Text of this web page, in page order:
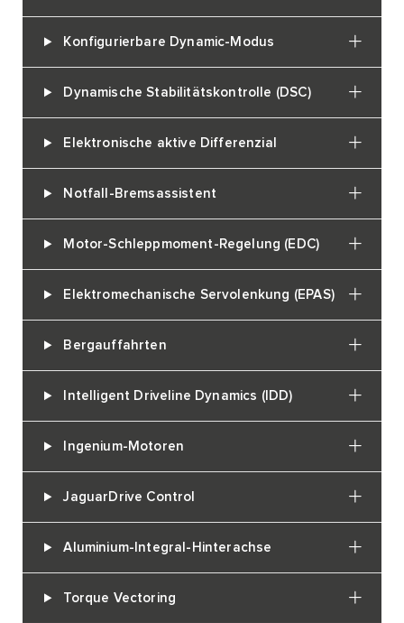
Konfigurierbare Dynamic-Modus
Dynamische Stabilitätskontrolle (DSC)
Elektronische aktive Differenzial
Notfall-Bremsassistent
Motor-Schleppmoment-Regelung (EDC)
Elektromechanische Servolenkung (EPAS)
Bergauffahrten
Intelligent Driveline Dynamics (IDD)
Ingenium-Motoren
JaguarDrive Control
Aluminium-Integral-Hinterachse
Torque Vectoring